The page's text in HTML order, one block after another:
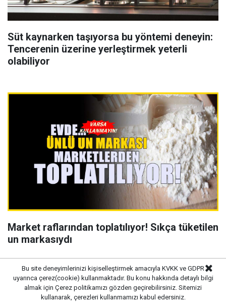
Süt kaynarken taşıyorsa bu yöntemi deneyin:
Tencerenin üzerine yerleştirmek yeterli
olabiliyor
Market raflarından toplatılıyor! Sıkça tüketilen
un markasıydı
Bu site deneyimlerinizi kişiselleştirmek amacıyla KVKK ve GDPR
uyarınca çerez(cookie) kullanmaktadır. Bu konu hakkında detaylı bilgi
almak için Çerez politikamızı gözden geçirebilirsiniz. Sitemizi
kullanarak, çerezleri kullanmamızı kabul edersiniz.